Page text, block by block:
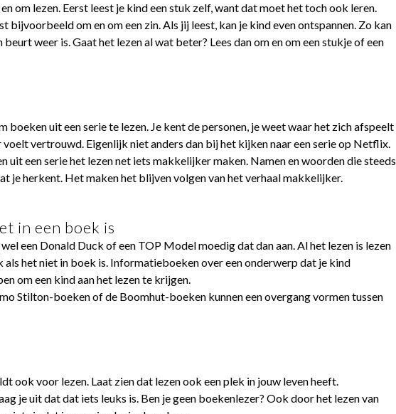
om lezen. Eerst leest je kind een stuk zelf, want dat moet het toch ook leren.
bijvoorbeeld om en om een zin. Als jij leest, kan je kind even ontspannen. Zo kan
weer is. Gaat het lezen al wat beter? Lees dan om en om een stukje of een
boeken uit een serie te lezen. Je kent de personen, je weet waar het zich afspeelt
voelt vertrouwd. Eigenlijk niet anders dan bij het kijken naar een serie op Netflix.
uit een serie het lezen net iets makkelijker maken. Namen en woorden die steeds
je herkent. Het maken het blijven volgen van het verhaal makkelijker.
in een boek is
een Donald Duck of een TOP Model moedig dat dan aan. Al het lezen is lezen
het niet in boek is. Informatieboeken over een onderwerp dat je kind
om een kind aan het lezen te krijgen.
Stilton-boeken of de Boomhut-boeken kunnen een overgang vormen tussen
ook voor lezen. Laat zien dat lezen ook een plek in jouw leven heeft.
je uit dat dat iets leuks is. Ben je geen boekenlezer? Ook door het lezen van